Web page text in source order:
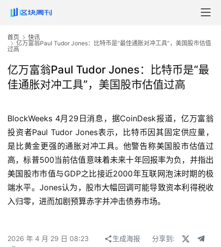
首页
快讯
亿万富翁Paul Tudor Jones：比特币是“最佳通胀对冲工具”，美国股市估值
过高
亿万富翁Paul Tudor Jones：比特币是“最
佳通胀对冲工具”，美国股市估值过高
BlockWeeks 4月29日消息，据CoinDesk报道，亿万富翁
投资者Paul Tudor Jones表示，比特币因其固定供应量，
是比黄金更强的通胀对冲工具。他警告称美国股市估值过
高，标普500当前估值意味着未来十年回报率为负，并指出
美国股市市值与GDP之比接近2000年互联网泡沫时期的极
端水平。Jones认为，股市大幅回调可能导致资本利得税收
入归零，进而加剧预算赤字并冲击债券市场。
2026 年 4 月 29 日 08:23 生成海报 分享到: